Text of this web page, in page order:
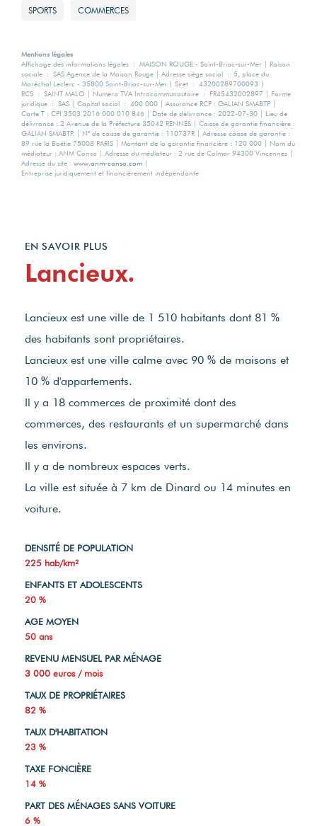
SPORTS COMMERCES
Mentions légales
Affichage des informations légales : MAISON ROUGE - Saint-Briac-sur-Mer | Raison
sociale : SAS Agence de la Maison Rouge | Adresse siège social : 5, place du
Maréchal Leclerc - 35800 Saint-Briac-sur-Mer | Siret : 43200289700093 |
RCS : SAINT MALO | Numero TVA Intracommunautaire : FR45432002897 | Forme
juridique : SAS | Capital social : 400 000 | Assurance RCP : GALIAN SMABTP |
Carte T : CPI 3503 2016 000 010 846 | Date de délivrance : 2022-07-30 | Lieu de
délivrance : 2 Avenue de la Préfecture 35042 RENNES | Caisse de garantie financière :
GALIAN SMABTP. | N° de caisse de garantie : 110737R | Adresse caisse de garantie :
89 rue la Boëtie 75008 PARIS | Montant de la garantie financière : 120 000 | Nom du
médiateur : ANM Conso | Adresse du médiateur : 2 rue de Colmar 94300 Vincennes |
Adresse du site : www.anm-conso.com
Entreprise juridiquement et financièrement indépendante
EN SAVOIR PLUS
Lancieux.
Lancieux est une ville de 1 510 habitants dont 81 %
des habitants sont propriétaires.
Lancieux est une ville calme avec 90 % de maisons et
10 % d'appartements.
Il y a 18 commerces de proximité dont des
commerces, des restaurants et un supermarché dans
les environs.
Il y a de nombreux espaces verts.
La ville est située à 7 km de Dinard ou 14 minutes en
voiture.
DENSITÉ DE POPULATION
225 hab/km²
ENFANTS ET ADOLESCENTS
20 %
AGE MOYEN
50 ans
REVENU MENSUEL PAR MÉNAGE
3 000 euros / mois
TAUX DE PROPRIÉTAIRES
82 %
TAUX D'HABITATION
23 %
TAXE FONCIÈRE
14 %
PART DES MÉNAGES SANS VOITURE
6 %